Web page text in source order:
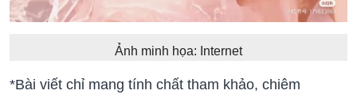
Ảnh minh họa: Internet
*Bài viết chỉ mang tính chất tham khảo, chiêm